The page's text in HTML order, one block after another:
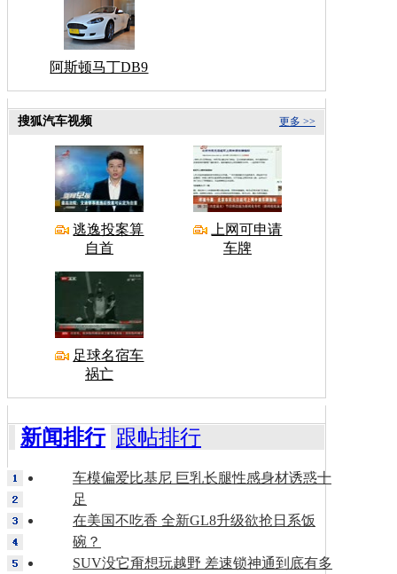
阿斯顿马丁DB9
更多 >>
搜狐汽车视频
逃逸投案算
自首
上网可申请
车牌
足球名宿车
祸亡
新闻排行 跟帖排行
车模偏爱比基尼 巨乳长腿性感身材诱惑十
足
在美国不吃香 全新GL8升级欲抢日系饭
碗？
SUV没它甭想玩越野 差速锁神通到底有多